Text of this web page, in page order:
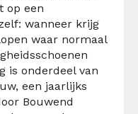
op een
wanneer krijg
waar normaal
is onderdeel van
een jaarlijks
Bouwend